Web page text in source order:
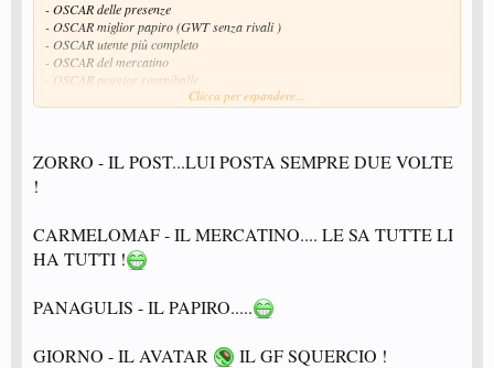
- OSCAR delle presenze
- OSCAR miglior papiro (GWT senza rivali )
- OSCAR utente più completo
- OSCAR del mercatino
- OSCAR peggior rompiballe
Clicca per espandere...
ZORRO - IL POST...LUI POSTA SEMPRE DUE VOLTE
!
CARMELOMAF - IL MERCATINO.... LE SA TUTTE LI
HA TUTTI !
PANAGULIS - IL PAPIRO.....
GIORNO - IL AVATAR IL GF SQUERCIO !